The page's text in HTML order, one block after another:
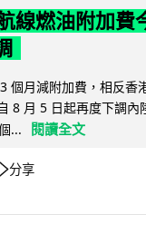
線燃油附加費
3 個月減附加費，相反香
8 月 5 日起再度下調內
...
閱讀全文
分享